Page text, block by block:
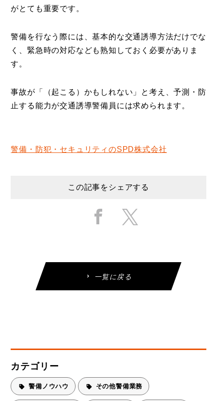
がとても重要です。
警備を行なう際には、基本的な交通誘導方法だけでな
く、緊急時の対応なども熟知しておく必要がありま
す。
事故が「（起こる）かもしれない」と考え、予測・防
止する能力が交通誘導警備員には求められます。
警備・防犯・セキュリティのSPD株式会社
この記事をシェアする
一覧に戻る
カテゴリー
警備ノウハウ その他警備業務